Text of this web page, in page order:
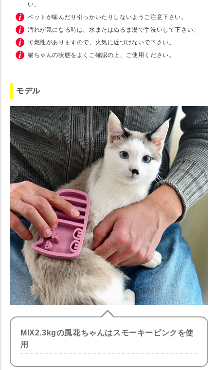
い。
ペットが噛んだり引っかいたりしないようご注意下さい。
汚れが気になる時は、水またはぬるま湯で手洗いして下さい。
可燃性がありますので、火気に近づけないで下さい。
猫ちゃんの状態をよくご確認の上、ご使用ください。
モデル
MIX2.3kgの風花ちゃんはスモーキーピンクを使
用